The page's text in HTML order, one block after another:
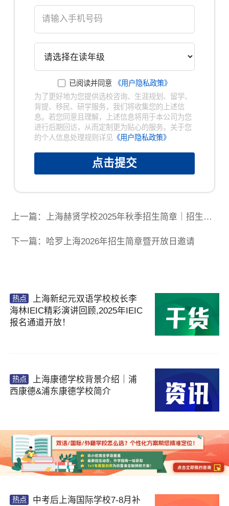
已阅读并同意
《用户隐私政策》
为了更好地为您提供选校咨询、生涯规划、留学、
背提、移民、研学服务，我们将收集您的上述信
息。若您同意且理解，上述信息将用于本公司为您
进行后期回访，从而定制更为贴心的服务。关于您
的个人信息处理规则详见《用户隐私政策》
点击提交
上一篇：上海赫贤学校2025年秋季招生简章｜招生计划及费用说明
下一篇：哈罗上海2026年招生简章暨开放日邀请
热点
上海新纪元双语学校校长李
海林IEIC精彩演讲回顾,2025年IEIC
报名通道开放！
热点
上海康德学校背景介绍｜浦
西康德&浦东康德学校简介
热点
中考后上海国际学校7-8月补
已阅读并同意《用户隐私政策》
为了更好地为您提供选校咨询、生涯规划、留
学、背提、移民、研学服务，我们将收集您的上
述信息。若您同意且理解，上述信息将用于本公
司为您进行后期回访，从而定制更为贴心的服
务。关于您的个人信息处理规则详见《用户隐私
政策》
提交